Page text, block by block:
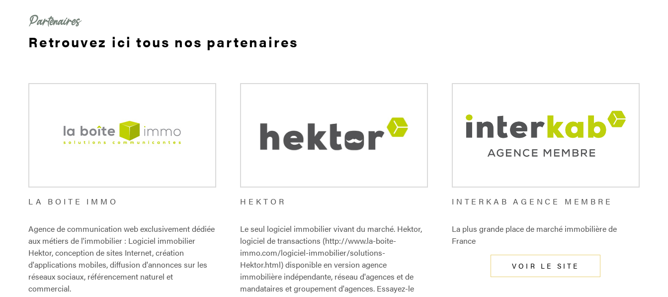
Partenaires
Retrouvez ici tous nos partenaires
LA BOITE IMMO
Agence de communication web exclusivement dédiée
aux métiers de l'immobilier : Logiciel immobilier
Hektor, conception de sites Internet, création
d'applications mobiles, diffusion d'annonces sur les
réseaux sociaux, référencement naturel et
commercial.
HEKTOR
Le seul logiciel immobilier vivant du marché. Hektor,
logiciel de transactions (http://www.la-boite-
immo.com/logiciel-immobilier/solutions-
Hektor.html) disponible en version agence
immobilière indépendante, réseau d'agences et de
mandataires et groupement d'agences. Essayez-le
INTERKAB AGENCE MEMBRE
La plus grande place de marché immobilière de
France
VOIR LE SITE